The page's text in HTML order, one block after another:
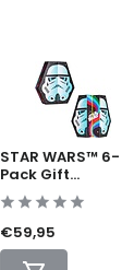
STAR WARS™ 6-
Pack Gift...
€59,95